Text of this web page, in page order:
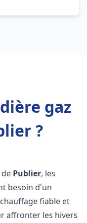
gaz
?
Publier, les
besoin d'un
fiable et
affronter les hivers